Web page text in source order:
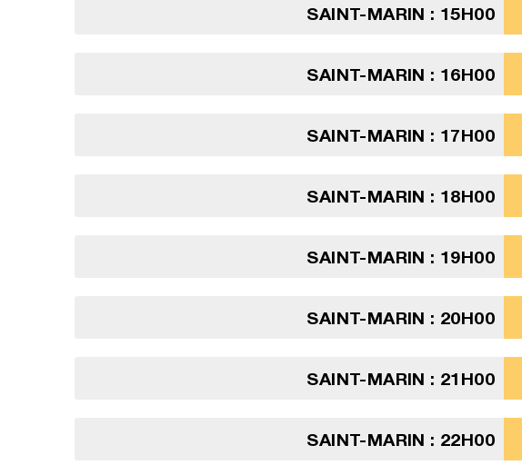
SAINT-MARIN : 15H00
SAINT-MARIN : 16H00
SAINT-MARIN : 17H00
SAINT-MARIN : 18H00
SAINT-MARIN : 19H00
SAINT-MARIN : 20H00
SAINT-MARIN : 21H00
SAINT-MARIN : 22H00